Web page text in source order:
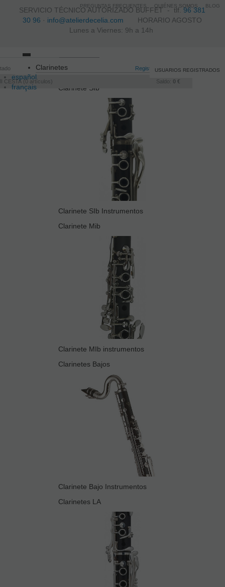
SERVICIO TÉCNICO AUTORIZADO BUFFET -tlf.96 381
30 96 · info@atelierdecelia.com HORARIO AGOSTO
Lunes a Viernes: 9h a 14h
español
français
Registro /Iniciar sesión
CESTA 0 artículos Saldo: 0 €
USUARIOS REGISTRADOS
navigation
Clarinetes
Clarinete SIb
Clarinete SIb Instrumentos
Clarinete Mib
Clarinete MIb instrumentos
Clarinetes Bajos
Clarinete Bajo Instrumentos
Clarinetes LA
PREGUNTAS FRECUENTES QUIÉNES SOMOS BLOG